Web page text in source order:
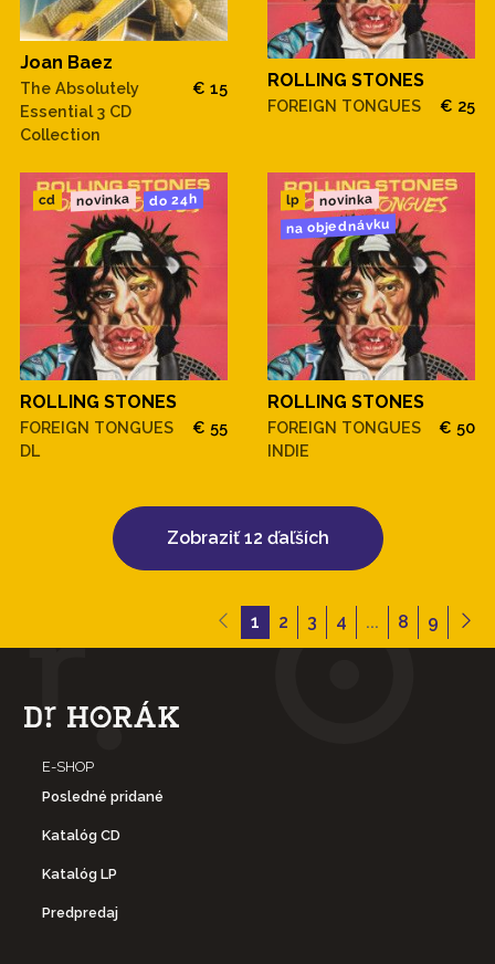
Joan Baez
The Absolutely
Essential 3 CD
Collection
€ 15 ROLLING STONES
FOREIGN TONGUES € 25
cd novinka do 24h
ROLLING STONES
FOREIGN TONGUES
DL
€ 55
lp novinka
na objednávku
ROLLING STONES
FOREIGN TONGUES
INDIE
€ 50
Zobraziť 12 ďaľších
1 2 3 4 ... 8 9
E-SHOP
Posledné pridané
Katalóg CD
Katalóg LP
Predpredaj